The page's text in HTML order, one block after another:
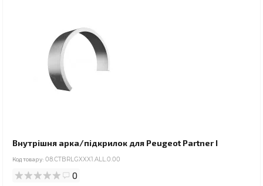
Внутрішня арка/підкрилок для Peugeot Partner I
Код товару: 08.CTBRLGXXX1.ALL.0.00
0